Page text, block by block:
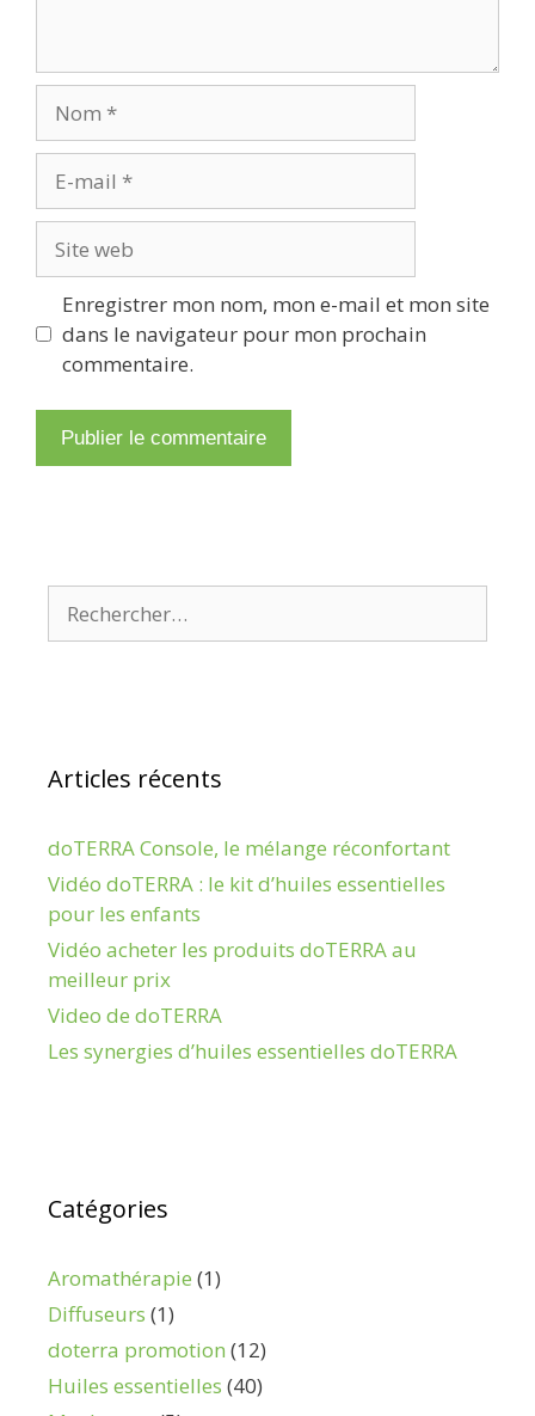
mail
web
Enregistrer mon nom, mon e-mail et mon site
dans le navigateur pour mon prochain
commentaire.
Articles récents
doTERRA Console, le mélange réconfortant
Vidéo doTERRA : le kit d’huiles essentielles
pour les enfants
Vidéo acheter les produits doTERRA au
meilleur prix
Video de doTERRA
Les synergies d’huiles essentielles doTERRA
Catégories
Aromathérapie (1)
Diffuseurs (1)
doterra promotion (12)
Huiles essentielles (40)